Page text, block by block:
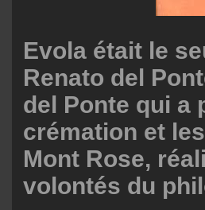
Evola était le
Renato del
del Ponte qui a
crémation et
Mont Rose,
volontés du